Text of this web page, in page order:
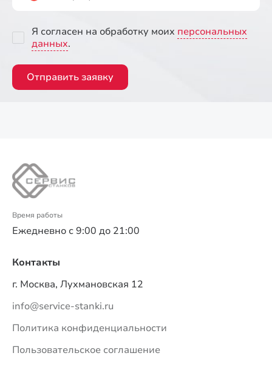
Я согласен на обработку моих персональных
данных.
Отправить заявку
Время работы
Ежедневно с 9:00 до 21:00
Контакты
г. Москва, Лухмановская 12
info@service-stanki.ru
Политика конфиденциальности
Пользовательское соглашение